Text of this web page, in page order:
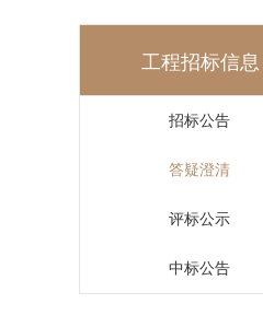
工程招标信息
招标公告
答疑澄清
评标公示
中标公告